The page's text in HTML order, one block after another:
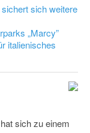
sich weitere
„Marcy”
italienisches
sich zu einem